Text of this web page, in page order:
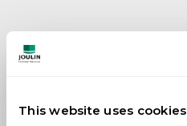
This website uses cookies